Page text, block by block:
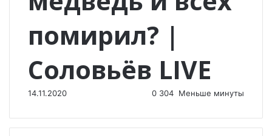
помирил? |
Соловьёв LIVE
14.11.2020 0 304 Меньше минуты